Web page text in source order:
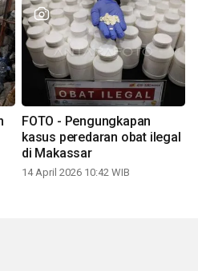
FOTO - Pengungkapan
kasus peredaran obat ilegal
di Makassar
14 April 2026 10:42 WIB